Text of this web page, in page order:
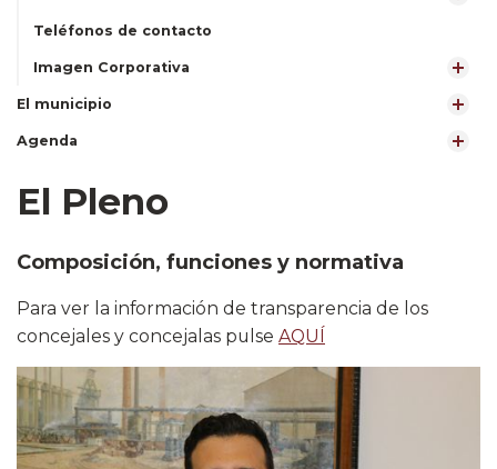
Teléfonos de contacto
Imagen Corporativa
El municipio
Agenda
El Pleno
Composición, funciones y normativa
Para ver la información de transparencia de los
concejales y concejalas pulse AQUÍ